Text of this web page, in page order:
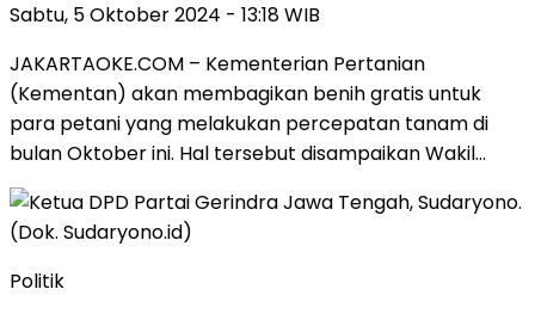
Sabtu, 5 Oktober 2024 - 13:18 WIB
JAKARTAOKE.COM – Kementerian Pertanian
(Kementan) akan membagikan benih gratis untuk
para petani yang melakukan percepatan tanam di
bulan Oktober ini. Hal tersebut disampaikan Wakil…
Politik